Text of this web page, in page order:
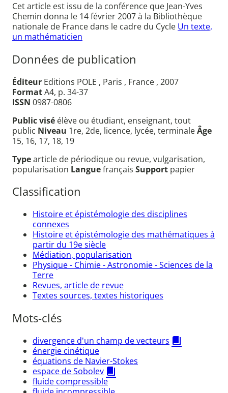
Cet article est issu de la conférence que Jean-Yves
Chemin donna le 14 février 2007 à la Bibliothèque
nationale de France dans le cadre du Cycle Un texte,
un mathématicien
Données de publication
Éditeur Editions POLE , Paris , France , 2007
FormatA4, p. 34-37
ISSN 0987-0806
Public visé élève ou étudiant, enseignant, tout
public Niveau 1re, 2de, licence, lycée, terminaleÂge
15, 16, 17, 18, 19
Typearticle de périodique ou revue, vulgarisation,
popularisation Languefrançais Support papier
Classification
Histoire et épistémologie des disciplines
connexes
Histoire et épistémologie des mathématiques à
partir du 19e siècle
Médiation, popularisation
Physique - Chimie - Astronomie - Sciences de la
Terre
Revues, article de revue
Textes sources, textes historiques
Mots-clés
divergence d'un champ de vecteurs
énergie cinétique
équations de Navier-Stokes
espace de Sobolev
fluide compressible